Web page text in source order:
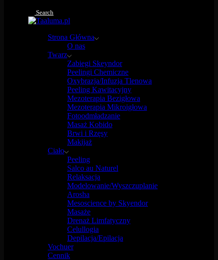
Search
Strona Główna
O nas
Twarz
Zabiegi Skeyndor
Peelingi Chemiczne
Oxybrazja/Infuzja Tlenowa
Peeling Kawitacyjny
Mezoterapia Bezigłowa
Mezoterapia Mikroigłowa
Fotoodmładzanie
Masaż Kobido
Brwi i Rzęsy
Makijaż
Ciało
Peeling
Salco au Naturel
Relaksacja
Modelowanie/Wyszczuplanie
Arosha
Mesoscience by Skyendor
Masaże
Drenaż Limfatyczny
Celullogia
Depilacja/Epilacja
Vochuer
Cennik